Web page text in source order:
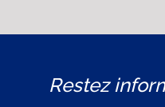
Restez